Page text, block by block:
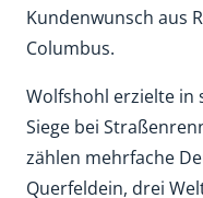
Kundenwunsch aus
Columbus.
Wolfshohl erzielte in
Siege bei
zählen mehrfache
Querfeldein, drei